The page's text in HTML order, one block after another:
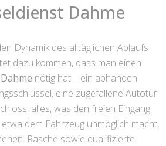
Dahme
Dynamik des alltäglichen Ablaufs
dazu kommen, dass man einen
nötig hat – ein abhanden
eine zugefallene Autotür
alles, was den freien Eingang
dem Fahrzeug unmöglich macht,
Rasche sowie qualifizierte